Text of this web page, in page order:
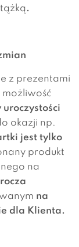
.
z prezentami
uroczystości
okazji np.
jest tylko
produkt
na
na
dla Klienta.